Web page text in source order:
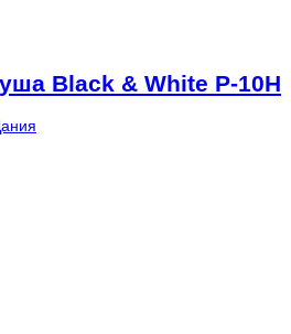
Black & White P-10H